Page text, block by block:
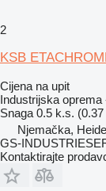
2
KSB
Cijena na upit
Industrijska
Snaga 0.5 k.s. (0.37
Njemačka,
GS-
Kontaktirajte